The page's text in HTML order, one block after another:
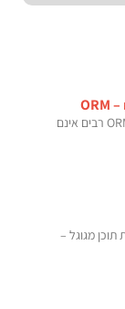
ORM
ORM – reputation management רבים אינם
מגוגל –